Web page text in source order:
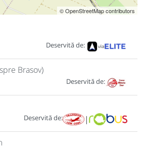
© OpenStreetMap contributors
Deservită de:
Brasov)
Deservită de:
Deservită de: |